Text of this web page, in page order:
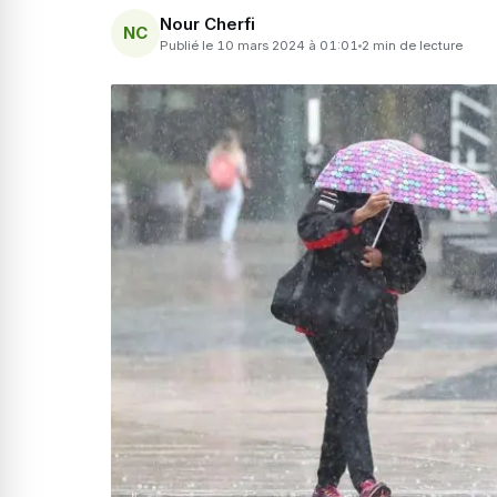
NC Nour Cherfi
Publié le 10 mars 2024 à 01:01 2 min de lecture